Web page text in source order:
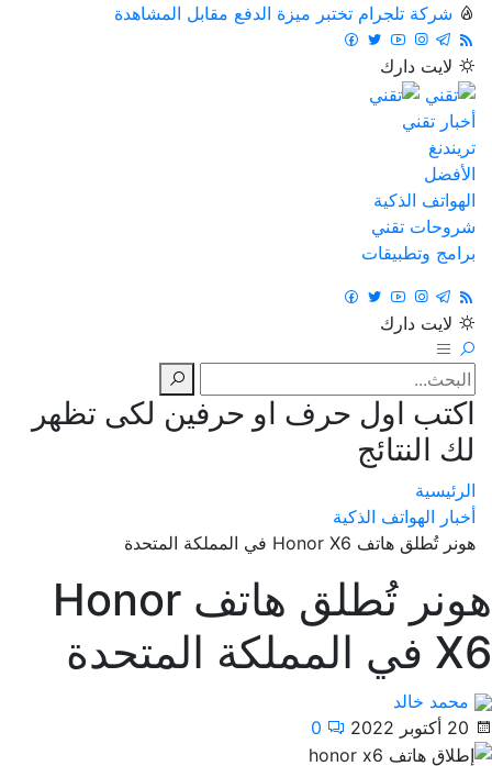
شركة تلجرام تختبر ميزة الدفع مقابل المشاهدة
لايت دارك
أخبار تقني
تريندنغ
الأفضل
الهواتف الذكية
شروحات تقني
برامج وتطبيقات
لايت دارك
اكتب اول حرف او حرفين لكى تظهر
لك النتائج
الرئيسية
أخبار الهواتف الذكية
هونر تُطلق هاتف Honor X6 في المملكة المتحدة
هونر تُطلق هاتف Honor
X6 في المملكة المتحدة
محمد خالد
20 أكتوبر 2022
0